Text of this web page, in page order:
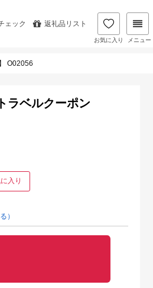
ェック 返礼品リスト
お気に入り メニュー
O02056
ラベルクーポン
入り
）